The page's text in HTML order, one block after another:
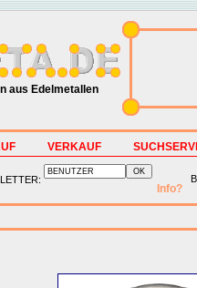
aus Edelmetallen
VERKAUF
Info?